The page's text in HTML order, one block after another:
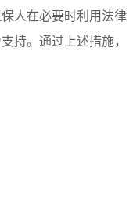
人在必要时利用法律
持。通过上述措施，